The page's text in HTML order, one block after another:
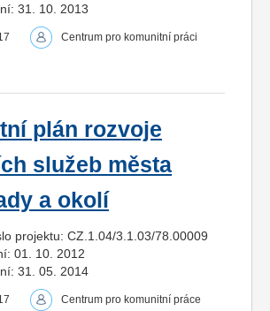
31. 10. 2013
Centrum pro komunitní práci
plán rozvoje
služeb města
a okolí
projektu: CZ.1.04/3.1.03/78.00009
01. 10. 2012
31. 05. 2014
Centrum pro komunitní práce